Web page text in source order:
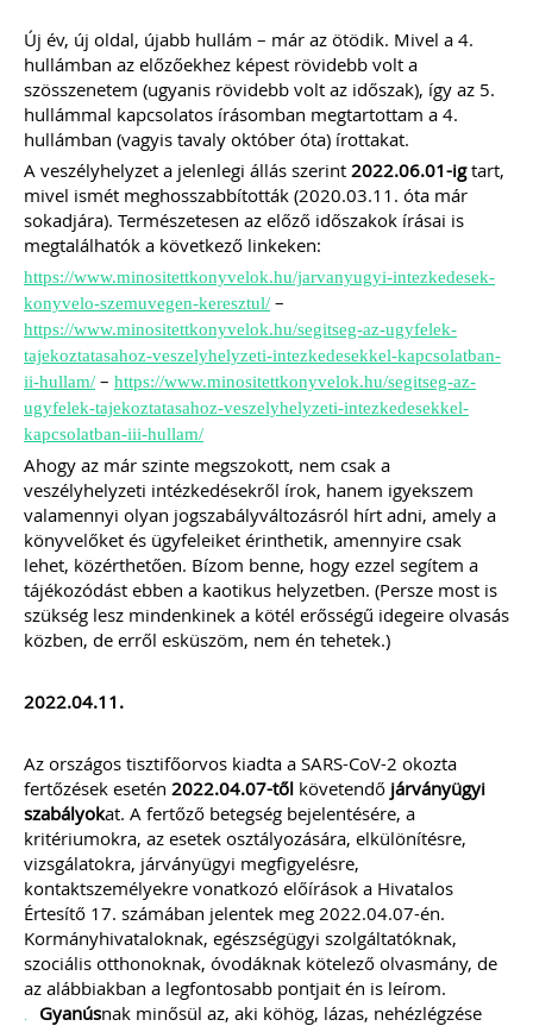
Ár: 9.900 Ft
Tagoknak: ingyenes!
MEGRENDELEM
Még több szakmai kiadvány »
Szakmai sarok
2026-08-04
Külföldi gazdálkodó
magyarországi
vásárokon történő
részvételének
adózási kérdései
A vásárokon és a piacokon
folytatott kereskedelmi
tevékenységek egyik kiemelt
időszaka a nyári szezon, amikor
amikor egy külföldi termelő,
gazdálkodó szeretné áruját belföldön
értékesíteni. Megvizsgáljuk, hogy
ehhez az érintett személynek milyen
feltételeknek kell eleget tennie, illetve
[…]
Továbbolvasom »
Még több szakmai cikk »
Új év, új oldal, újabb hullám – már az ötödik. Mivel a 4.
hullámban az előzőekhez képest rövidebb volt a
szösszenetem (ugyanis rövidebb volt az időszak), így az 5.
hullámmal kapcsolatos írásomban megtartottam a 4.
hullámban (vagyis tavaly október óta) írottakat.
A veszélyhelyzet a jelenlegi állás szerint 2022.06.01-igtart,
mivel ismét meghosszabbították (2020.03.11. óta már
sokadjára). Természetesen az előző időszakok írásai is
megtalálhatók a következő linkeken:
https://www.minositettkonyvelok.hu/jarvanyugyi-intezkedesek-
konyvelo-szemuvegen-keresztul/ –
https://www.minositettkonyvelok.hu/segitseg-az-ugyfelek-
tajekoztatasahoz-veszelyhelyzeti-intezkedesekkel-kapcsolatban-
ii-hullam/ – https://www.minositettkonyvelok.hu/segitseg-az-
ugyfelek-tajekoztatasahoz-veszelyhelyzeti-intezkedesekkel-
kapcsolatban-iii-hullam/
Ahogy az már szinte megszokott, nem csak a
veszélyhelyzeti intézkedésekről írok, hanem igyekszem
valamennyi olyan jogszabályváltozásról hírt adni, amely a
könyvelőket és ügyfeleiket érinthetik, amennyire csak
lehet, közérthetően. Bízom benne, hogy ezzel segítem a
tájékozódást ebben a kaotikus helyzetben. (Persze most is
szükség lesz mindenkinek a kötél erősségű idegeire olvasás
közben, de erről esküszöm, nem én tehetek.)
2022.04.11.
Az országos tisztifőorvos kiadta a SARS-CoV-2 okozta
fertőzések esetén 2022.04.07-től követendő járványügyi
szabályokat. A fertőző betegség bejelentésére, a
kritériumokra, az esetek osztályozására, elkülönítésre,
vizsgálatokra, járványügyi megfigyelésre,
kontaktszemélyekre vonatkozó előírások a Hivatalos
Értesítő 17. számában jelentek meg 2022.04.07-én.
Kormányhivataloknak, egészségügyi szolgáltatóknak,
szociális otthonoknak, óvodáknak kötelező olvasmány, de
az alábbiakban a legfontosabb pontjait én is leírom.
Gyanúsnak minősül az, aki köhög, lázas, nehézlégzése